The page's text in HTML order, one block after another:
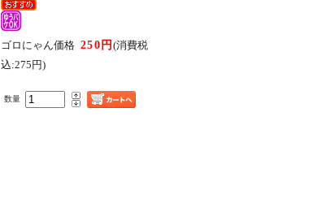
ゴロにゃん価格 250円(消費税
込:275円)
数量